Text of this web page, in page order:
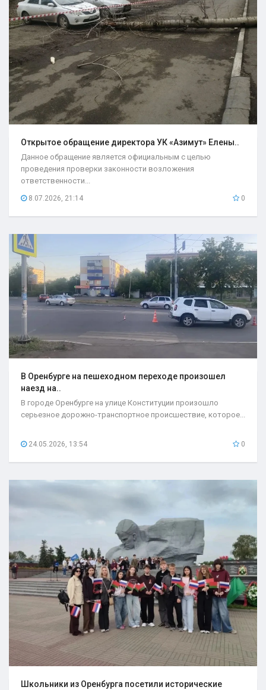
Открытое обращение директора УК «Азимут» Елены..
Данное обращение является официальным с целью
проведения проверки законности возложения
ответственности...
8.07.2026, 21:14 0
В Оренбурге на пешеходном переходе произошел
наезд на..
В городе Оренбурге на улице Конституции произошло
серьезное дорожно-транспортное происшествие, которое...
24.05.2026, 13:54 0
Школьники из Оренбурга посетили исторические